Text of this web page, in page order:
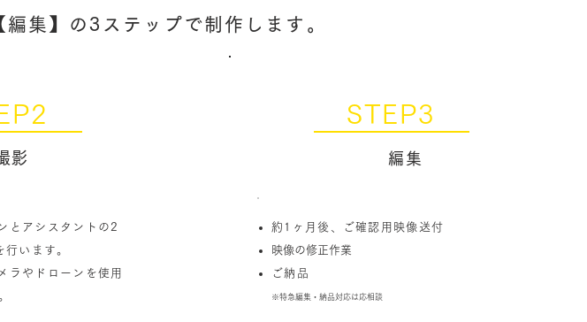
集】の3ステップで制作します。
影
とアシスタントの2
行います。
ラやドローンを使用
STEP3
編集
​約1ヶ月後、ご確認用映像送付
映像の修正作業
ご納品
※特急編集・納品対応は応相談